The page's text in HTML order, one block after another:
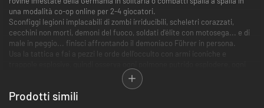
una modalità co-op online per 2-4 giocatori.
Sconfiggi legioni implacabili di zombi irriducibili, scheletri corazzati,
cecchini non morti, demoni del fuoco, soldati d'élite con motosega... e di
male in peggio... finisci affrontando il demoniaco Führer in persona.
Usa la tattica e fai a pezzi le orde dell'occulto con armi iconiche e
osso marcio andare in pezzi, grazie al ritorno dell'acclamata telecamera-
Per finire, affronta le tue paure nella prova definitiva: una brutale
Prodotti simili